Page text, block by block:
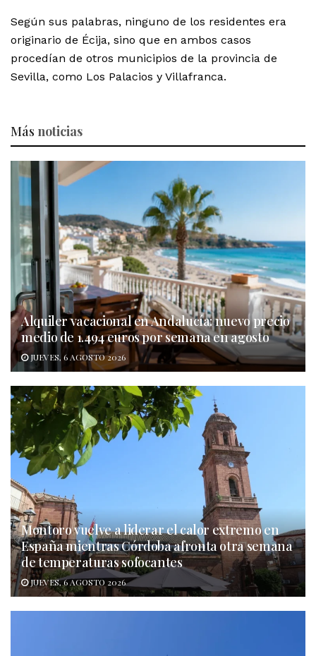
Según sus palabras, ninguno de los residentes era
originario de Écija, sino que en ambos casos
procedían de otros municipios de la provincia de
Sevilla, como Los Palacios y Villafranca.
Más noticias
Alquiler vacacional en Andalucía: nuevo precio
medio de 1.494 euros por semana en agosto
JUEVES, 6 AGOSTO 2026
Montoro vuelve a liderar el calor extremo en
España mientras Córdoba afronta otra semana
de temperaturas sofocantes
JUEVES, 6 AGOSTO 2026